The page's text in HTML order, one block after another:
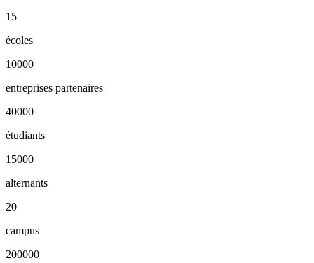
15
écoles
10000
entreprises partenaires
40000
étudiants
15000
alternants
20
campus
200000